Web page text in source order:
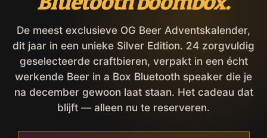
De meest exclusieve OG Beer Adventskalender,
dit jaar in een unieke Silver Edition. 24 zorgvuldig
geselecteerde craftbieren, verpakt in een écht
werkende Beer in a Box Bluetooth speaker die je
na december gewoon laat staan. Het cadeau dat
blijft — alleen nu te reserveren.